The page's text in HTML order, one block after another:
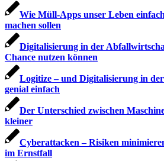
Wie Müll-Apps unser Leben
machen sollen
Digitalisierung in der
Chance nutzen können
Logitize – und Digitalisierung in
genial einfach
Der Unterschied zwischen
kleiner
Cyberattacken – Risiken
im Ernstfall